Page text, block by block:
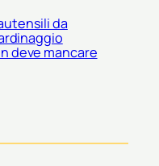
da
deve mancare